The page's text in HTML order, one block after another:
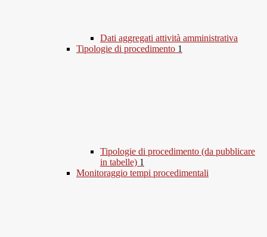
Dati aggregati attività amministrativa
Tipologie di procedimento 1
Tipologie di procedimento (da pubblicare
in tabelle) 1
Monitoraggio tempi procedimentali